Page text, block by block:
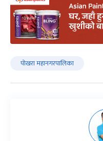
पोखरा महानगरपालिका